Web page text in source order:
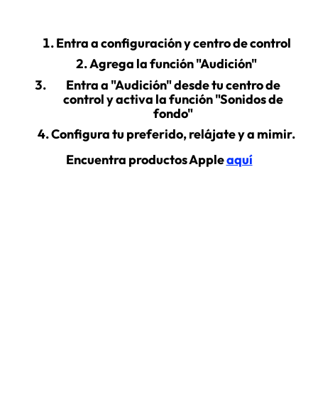
Entra a configuración y centro de control
Agrega la función "Audición"
Entra a "Audición" desde tu centro de
control y activa la función "Sonidos de
fondo"
Configura tu preferido, relájate y a mimir.
Encuentra productos Appleaquí